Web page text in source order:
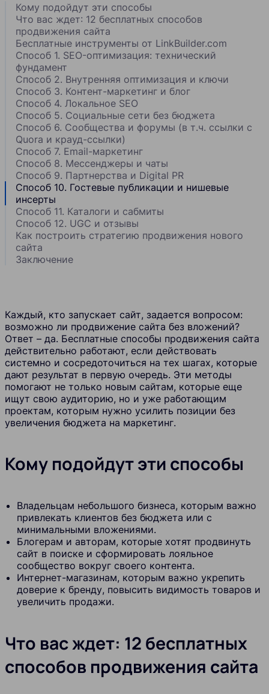
Кому подойдут эти способы
Что вас ждет: 12 бесплатных способов
продвижения сайта
Бесплатные инструменты от LinkBuilder.com
Способ 1. SEO-оптимизация: технический
фундамент
Способ 2. Внутренняя оптимизация и ключи
Способ 3. Контент-маркетинг и блог
Способ 4. Локальное SEO
Способ 5. Социальные сети без бюджета
Способ 6. Сообщества и форумы (в т.ч. ссылки с
Quora и крауд-ссылки)
Способ 7. Email-маркетинг
Способ 8. Мессенджеры и чаты
Способ 9. Партнерства и Digital PR
Способ 10. Гостевые публикации и нишевые
инсерты
Способ 11. Каталоги и сабмиты
Способ 12. UGC и отзывы
Как построить стратегию продвижения нового
сайта
Заключение
Каждый, кто запускает сайт, задается вопросом:
возможно ли продвижение сайта без вложений?
Ответ – да. Бесплатные способы продвижения сайта
действительно работают, если действовать
системно и сосредоточиться на тех шагах, которые
дают результат в первую очередь. Эти методы
помогают не только новым сайтам, которые еще
ищут свою аудиторию, но и уже работающим
проектам, которым нужно усилить позиции без
увеличения бюджета на маркетинг.
Кому подойдут эти способы
Владельцам небольшого бизнеса, которым важно
привлекать клиентов без бюджета или с
минимальными вложениями.
Блогерам и авторам, которые хотят продвинуть
сайт в поиске и сформировать лояльное
сообщество вокруг своего контента.
Интернет-магазинам, которым важно укрепить
доверие к бренду, повысить видимость товаров и
увеличить продажи.
Что вас ждет: 12 бесплатных
способов продвижения сайта